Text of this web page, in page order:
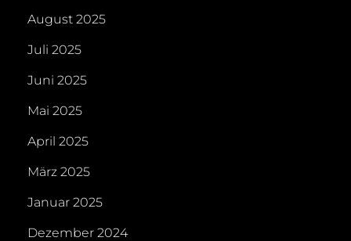
August 2025
Juli 2025
Juni 2025
Mai 2025
April 2025
März 2025
Januar 2025
Dezember 2024